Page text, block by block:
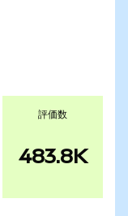
評価数
483.8K